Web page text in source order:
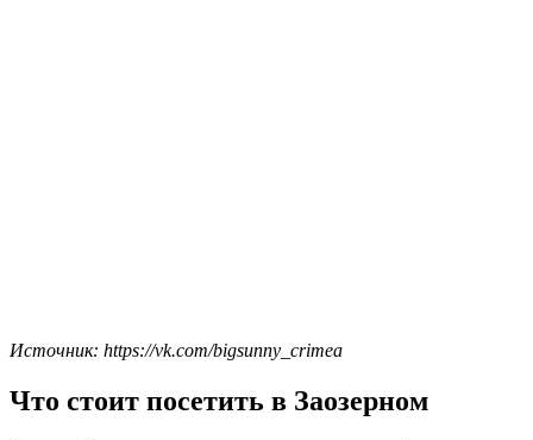
Источник: https://vk.com/bigsunny_crimea
Что стоит посетить в Заозерном